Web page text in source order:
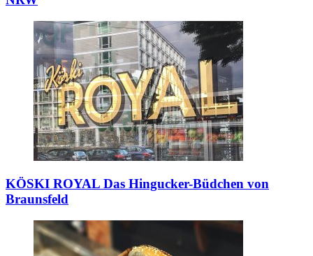
KÖSKI ROYAL Das Hingucker-Büdchen von
Braunsfeld